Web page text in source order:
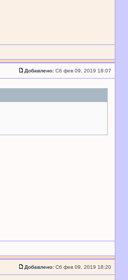
Добавлено: Сб фев 09, 2019 18:07
Добавлено: Сб фев 09, 2019 18:20